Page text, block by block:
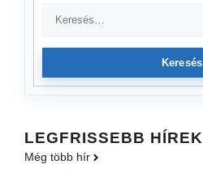
Keresés
LEGFRISSEBB HÍREK
Még több hír